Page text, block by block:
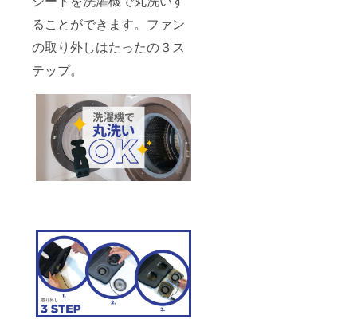
ることができます。ファン
の取り外しはたったの３ス
テップ。